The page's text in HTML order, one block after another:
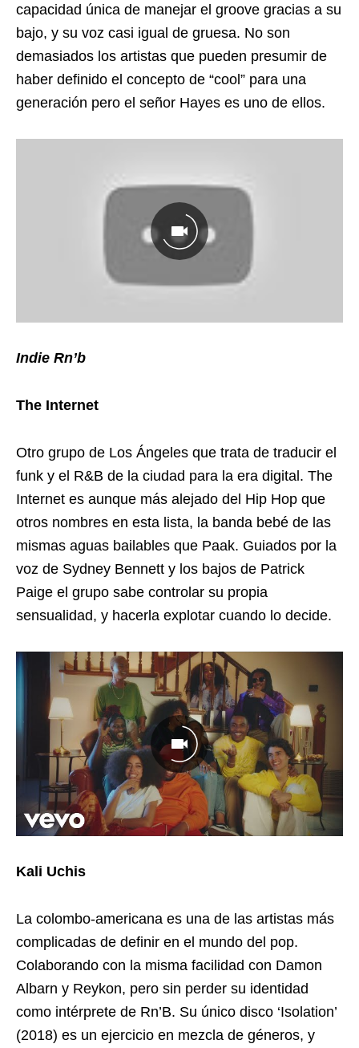
capacidad única de manejar el groove gracias a su
bajo, y su voz casi igual de gruesa. No son
demasiados los artistas que pueden presumir de
haber definido el concepto de “cool” para una
generación pero el señor Hayes es uno de ellos.
Indie Rn’b
The Internet
Otro grupo de Los Ángeles que trata de traducir el
funk y el R&B de la ciudad para la era digital. The
Internet es aunque más alejado del Hip Hop que
otros nombres en esta lista, la banda bebé de las
mismas aguas bailables que Paak. Guiados por la
voz de Sydney Bennett y los bajos de Patrick
Paige el grupo sabe controlar su propia
sensualidad, y hacerla explotar cuando lo decide.
Kali Uchis
La colombo-americana es una de las artistas más
complicadas de definir en el mundo del pop.
Colaborando con la misma facilidad con Damon
Albarn y Reykon, pero sin perder su identidad
como intérprete de Rn’B. Su único disco ‘Isolation’
(2018) es un ejercicio en mezcla de géneros, y